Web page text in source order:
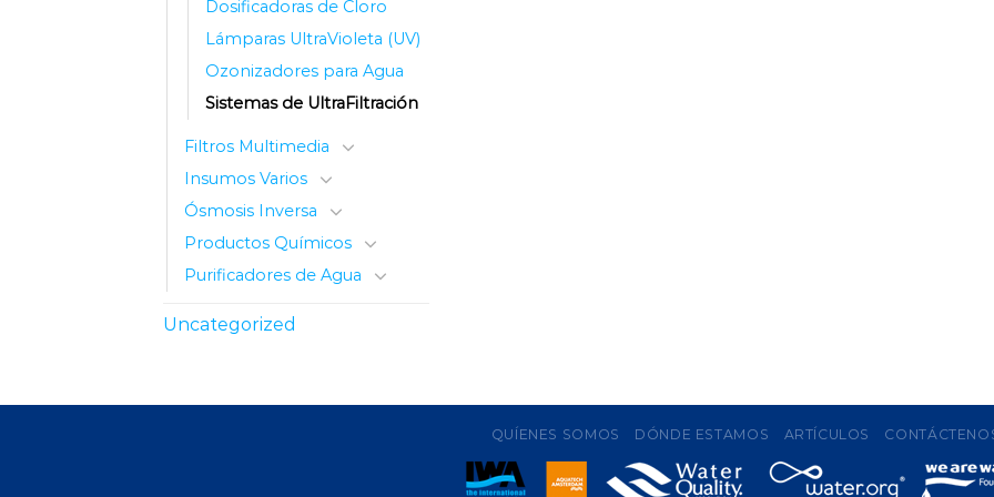
Dosificadoras de Cloro
Lámparas UltraVioleta (UV)
Ozonizadores para Agua
Sistemas de UltraFiltración
Filtros Multimedia
Insumos Varios
Ósmosis Inversa
Productos Químicos
Purificadores de Agua
Uncategorized
QUÍENES SOMOS DÓNDE ESTAMOS ARTÍCULOS